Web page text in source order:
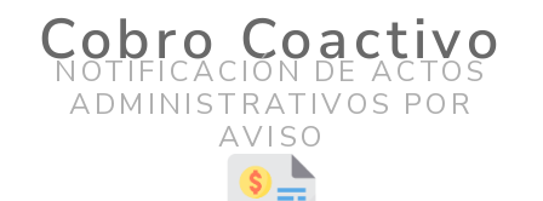
Cobro Coactivo
NOTIFICACIÓN DE ACTOS
ADMINISTRATIVOS POR
AVISO